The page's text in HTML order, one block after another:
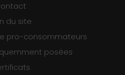
du site
pro-consommateurs
posées